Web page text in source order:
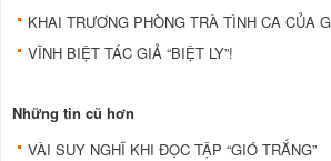
KHAI TRƯƠNG PHÒNG TRÀ TÌNH CA CỦA
VĨNH BIỆT TÁC GIẢ “BIỆT LY”!
Những tin cũ hơn
VÀI SUY NGHĨ KHI ĐỌC TẬP “GIÓ TRẮNG”